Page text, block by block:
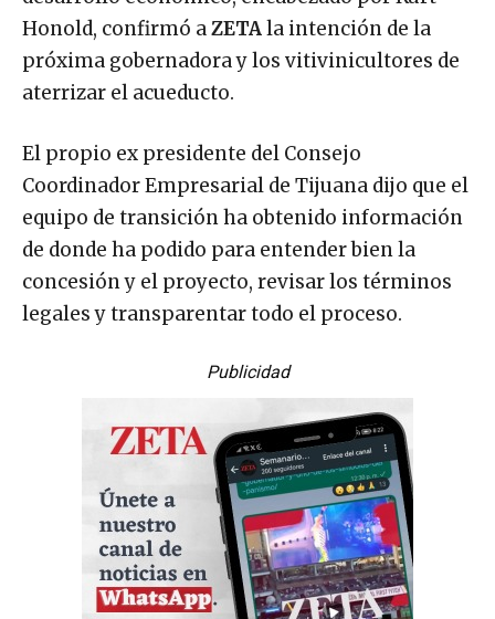
Honold, confirmó aZETAla intención de la
próxima gobernadora y los vitivinicultores de
aterrizar el acueducto.
El propio ex presidente del Consejo
Coordinador Empresarial de Tijuana dijo que el
equipo de transición ha obtenido información
de donde ha podido para entender bien la
concesión y el proyecto, revisar los términos
legales y transparentar todo el proceso.
Publicidad